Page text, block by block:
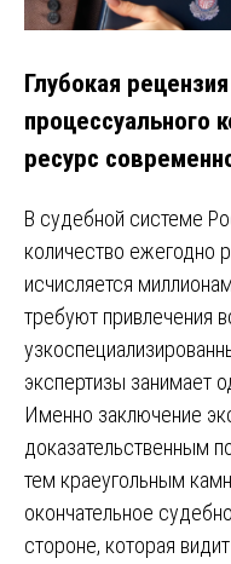
Глубокая
процессуального
ресурс
В судебной системе
количество ежегодно
исчисляется
требуют привлечения
экспертизы занимает
Именно заключение
доказательственным
тем краеугольным
окончательное
стороне, которая